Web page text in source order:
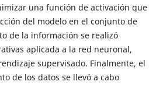
una función de activación que
del modelo en el conjunto de
de la información se realizó
aplicada a la red neuronal,
supervisado. Finalmente, el
de los datos se llevó a cabo